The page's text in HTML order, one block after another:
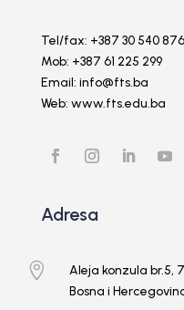
Tel/fax: +387 30 540 876
Mob: +387 61 225 299
Email: info@fts.ba
Web: www.fts.edu.ba
Adresa

Aleja konzula br.5,
Bosna i